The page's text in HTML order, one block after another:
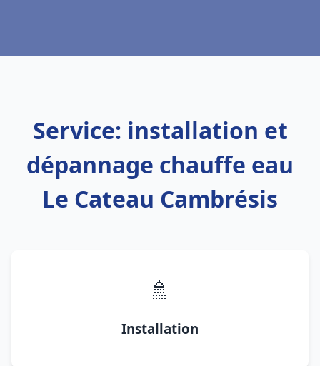
Service: installation et
dépannage chauffe eau
Le Cateau Cambrésis
🚿
Installation